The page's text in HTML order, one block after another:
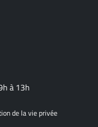
à 13h
de la vie privée